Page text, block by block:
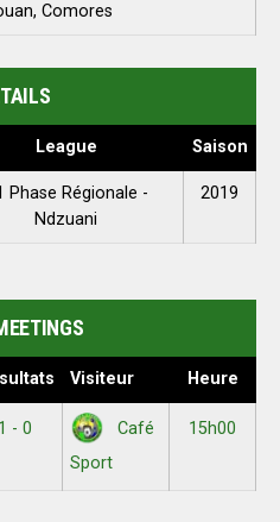
Comores
League Saison
Phase Régionale -
Ndzuani
2019
Visiteur Heure
1 - 0
Café
Sport
15h00